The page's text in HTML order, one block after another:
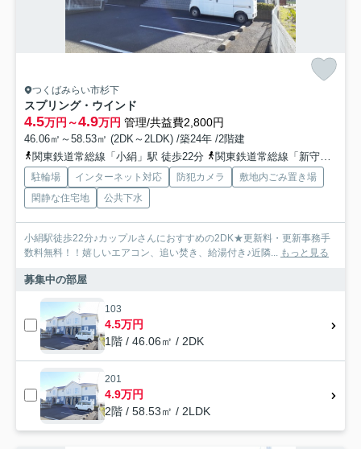
つくばみらい市杉下
スプリング・ウインド
4.5万円～4.9万円 管理/共益費2,800円
46.06㎡～58.53㎡ (2DK～2LDK) /築24年 /2階建
関東鉄道常総線「小絹」駅 徒歩22分
関東鉄道常総線「新守谷」駅 徒歩42分
駐輪場 インターネット対応 防犯カメラ
敷地内ごみ置き場
閑静な住宅地
公共下水
小絹駅徒歩22分♪カップルさんにおすすめの2DK★更新料・更新事務手
数料無料！！嬉しいエアコン、追い焚き、給湯付き♪近隣...
もっと見る
募集中の部屋
103
4.5万円
1階 / 46.06㎡ / 2DK
201
4.9万円
2階 / 58.53㎡ / 2LDK